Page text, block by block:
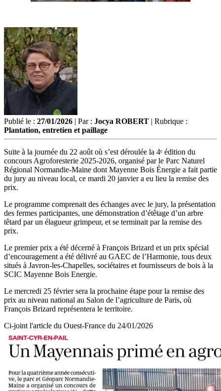
Publié le : 27/01/2026 | Par : Jocya ROBERT | Rubrique :
Plantation, entretien et paillage
Suite à la journée du 22 août où s’est déroulée la 4ᵉ édition du
concours Agroforesterie 2025-2026, organisé par le Parc Naturel
Régional Normandie-Maine dont Mayenne Bois Énergie a fait partie
du jury au niveau local, ce mardi 20 janvier a eu lieu la remise des
prix.
Le programme comprenait des échanges avec le jury, la présentation
des fermes participantes, une démonstration d’étêtage d’un arbre
têtard par un élagueur grimpeur, et se terminait par la remise des
prix.
Le premier prix a été décerné à François Brizard et un prix spécial
d’encouragement a été délivré au GAEC de l’Harmonie, tous deux
situés à Javron-les-Chapelles, sociétaires et fournisseurs de bois à la
SCIC Mayenne Bois Energie.
Le mercredi 25 février sera la prochaine étape pour la remise des
prix au niveau national au Salon de l’agriculture de Paris, où
François Brizard représentera le territoire.
Ci-joint l'article du Ouest-France du 24/01/2026